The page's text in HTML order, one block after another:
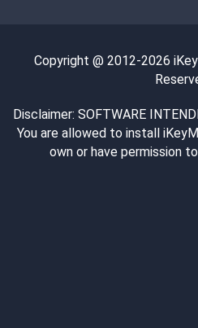
Copyright @ 2012-2026
Disclaimer: SOFTWARE
You are allowed to install
own or have permission